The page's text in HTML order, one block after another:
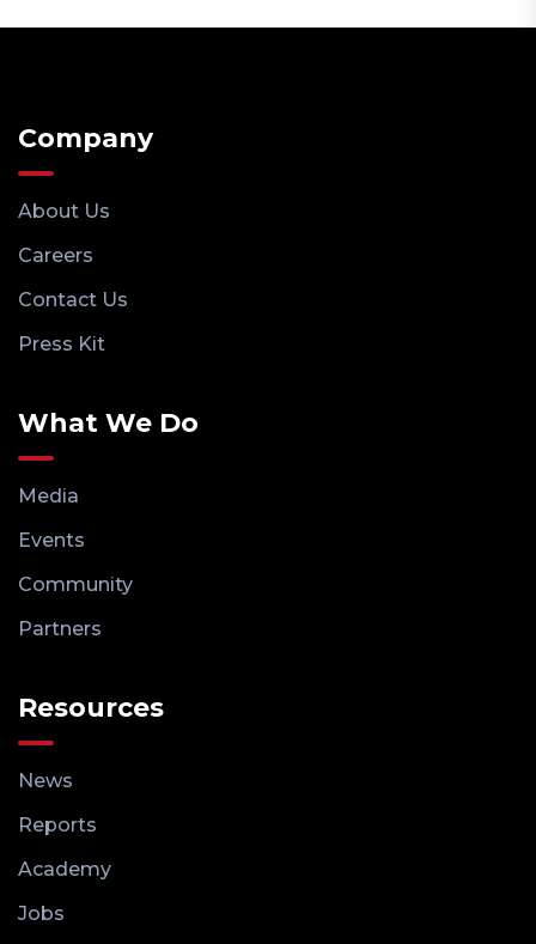
Company
About Us
Careers
Contact Us
Press Kit
What We Do
Media
Events
Community
Partners
Resources
News
Reports
Academy
Jobs